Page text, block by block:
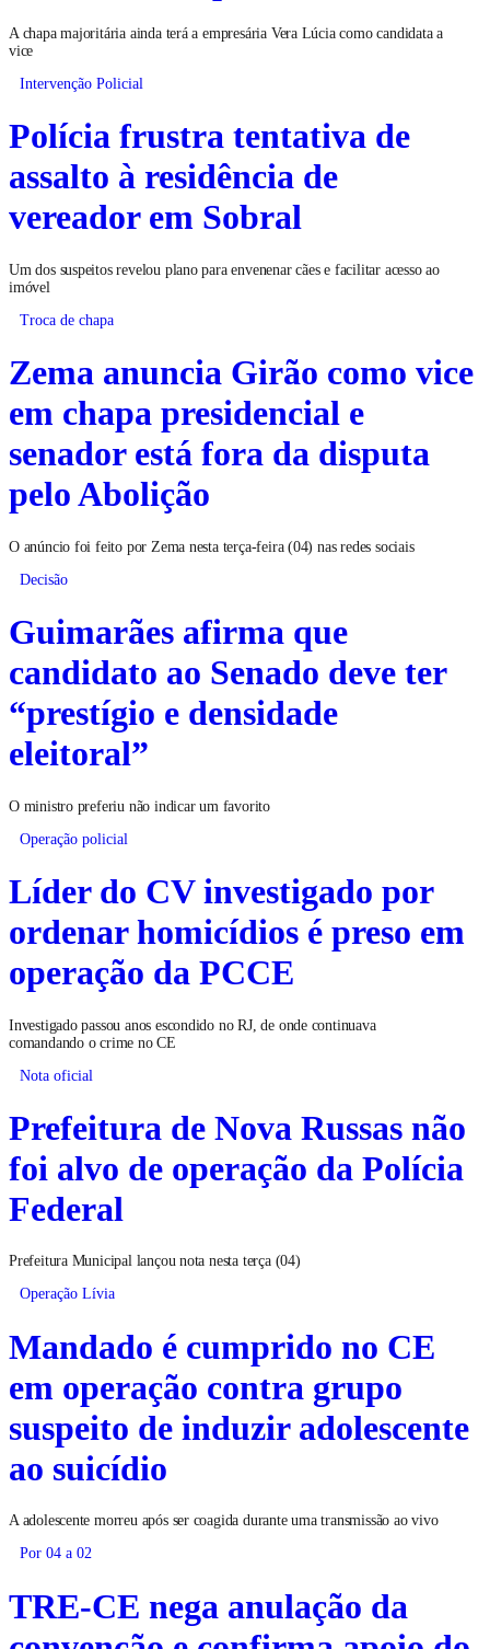
A chapa majoritária ainda terá a empresária Vera Lúcia como candidata a
vice
Intervenção Policial
Polícia frustra tentativa de
assalto à residência de
vereador em Sobral
Um dos suspeitos revelou plano para envenenar cães e facilitar acesso ao
imóvel
Troca de chapa
Zema anuncia Girão como vice
em chapa presidencial e
senador está fora da disputa
pelo Abolição
O anúncio foi feito por Zema nesta terça-feira (04) nas redes sociais
Decisão
Guimarães afirma que
candidato ao Senado deve ter
“prestígio e densidade
eleitoral”
O ministro preferiu não indicar um favorito
Operação policial
Líder do CV investigado por
ordenar homicídios é preso em
operação da PCCE
Investigado passou anos escondido no RJ, de onde continuava
comandando o crime no CE
Nota oficial
Prefeitura de Nova Russas não
foi alvo de operação da Polícia
Federal
Prefeitura Municipal lançou nota nesta terça (04)
Operação Lívia
Mandado é cumprido no CE
em operação contra grupo
suspeito de induzir adolescente
ao suicídio
A adolescente morreu após ser coagida durante uma transmissão ao vivo
Por 04 a 02
TRE-CE nega anulação da